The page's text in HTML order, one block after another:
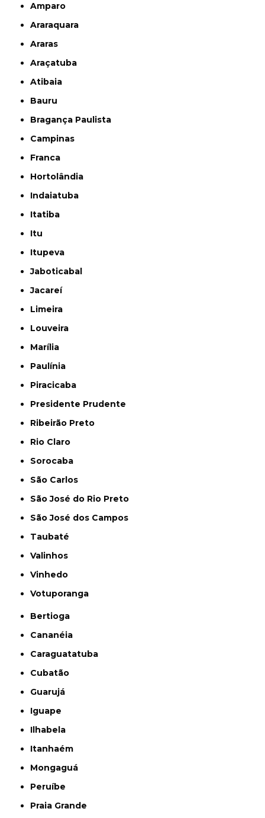
Amparo
Araraquara
Araras
Araçatuba
Atibaia
Bauru
Bragança Paulista
Campinas
Franca
Hortolândia
Indaiatuba
Itatiba
Itu
Itupeva
Jaboticabal
Jacareí
Limeira
Louveira
Marília
Paulínia
Piracicaba
Presidente Prudente
Ribeirão Preto
Rio Claro
Sorocaba
São Carlos
São José do Rio Preto
São José dos Campos
Taubaté
Valinhos
Vinhedo
Votuporanga
Bertioga
Cananéia
Caraguatatuba
Cubatão
Guarujá
Iguape
Ilhabela
Itanhaém
Mongaguá
Peruíbe
Praia Grande